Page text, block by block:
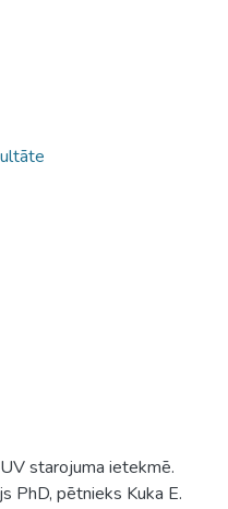
starojuma ietekmē.
PhD, pētnieks Kuka E.